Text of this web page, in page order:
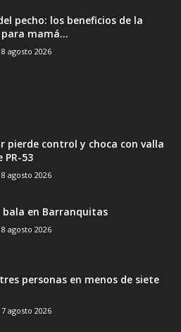
pecho: los beneficios de la
mamá...
8 agosto 2026
pierde control y choca con valla
PR-53
8 agosto 2026
bala en Barranquitas
8 agosto 2026
personas en menos de siete
7 agosto 2026